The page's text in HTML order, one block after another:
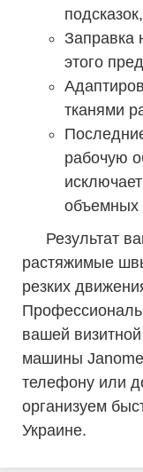
Заправка
этого
тканями
рабочую
объемных
Результат
растяжимые
резких
вашей
машины
телефону или
организуем
Украине.